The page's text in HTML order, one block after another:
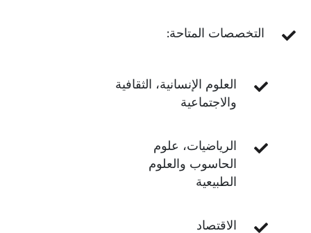
التخصصات المتاحة:
العلوم الإنسانية، الثقافية
والاجتماعية
الرياضيات، علوم
الحاسوب والعلوم
الطبيعية
الاقتصاد